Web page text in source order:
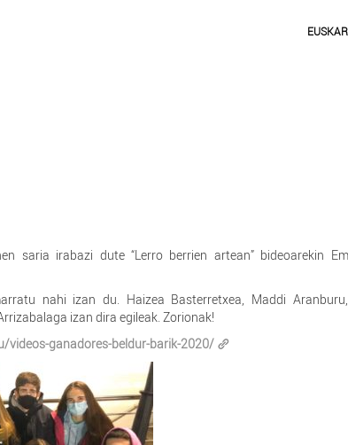
saria irabazi dute “Lerro berrien artean” bideoarekin
nahi izan du. Haizea Basterretxea, Maddi
izan dira egileak. Zorionak!
videos-ganadores-beldur-barik-2020/